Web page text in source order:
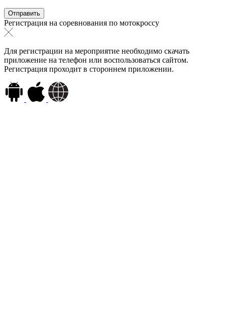
Регистрация на соревнования по мотокроссу
Для регистрации на мероприятие необходимо скачать
приложение на телефон или воспользоваться сайтом.
Регистрация проходит в стороннем приложении.